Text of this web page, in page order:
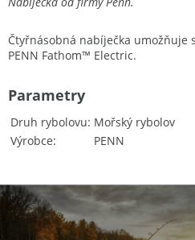
Čtyřnásobná nabíječka
PENN Fathom™ Electric.
Druh rybolovu Mořský rybolov
Výrobce
PENN
Parametry